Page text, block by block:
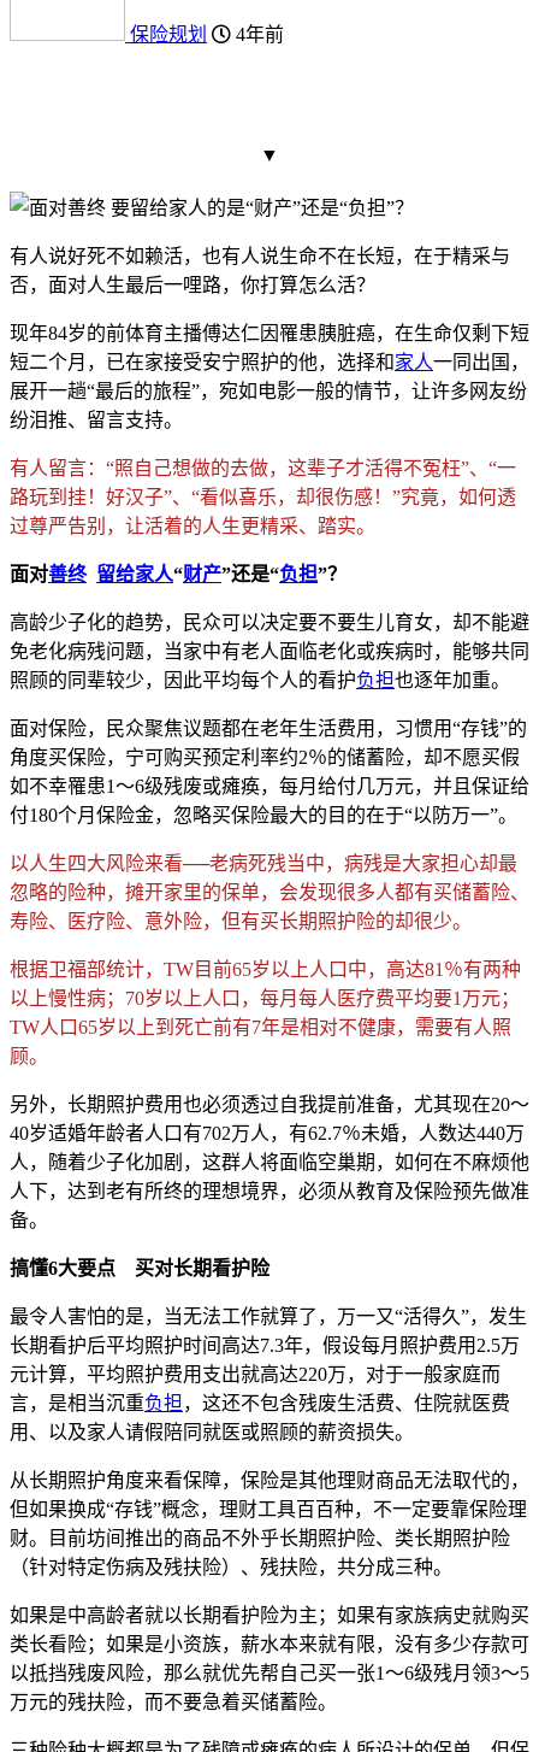
保险规划 4年前
▼
有人说好死不如赖活，也有人说生命不在长短，在于精采与
否，面对人生最后一哩路，你打算怎么活？
现年84岁的前体育主播傅达仁因罹患胰脏癌，在生命仅剩下短
短二个月，已在家接受安宁照护的他，选择和家人一同出国，
展开一趟“最后的旅程”，宛如电影一般的情节，让许多网友纷
纷泪推、留言支持。
有人留言：“照自己想做的去做，这辈子才活得不冤枉”、“一
路玩到挂！好汉子”、“看似喜乐，却很伤感！”究竟，如何透
过尊严告别，让活着的人生更精采、踏实。
面对善终 留给家人“财产”还是“负担”？
高龄少子化的趋势，民众可以决定要不要生儿育女，却不能避
免老化病残问题，当家中有老人面临老化或疾病时，能够共同
照顾的同辈较少，因此平均每个人的看护负担也逐年加重。
面对保险，民众聚焦议题都在老年生活费用，习惯用“存钱”的
角度买保险，宁可购买预定利率约2％的储蓄险，却不愿买假
如不幸罹患1～6级残废或瘫痪，每月给付几万元，并且保证给
付180个月保险金，忽略买保险最大的目的在于“以防万一”。
以人生四大风险来看──老病死残当中，病残是大家担心却最
忽略的险种，摊开家里的保单，会发现很多人都有买储蓄险、
寿险、医疗险、意外险，但有买长期照护险的却很少。
根据卫福部统计，TW目前65岁以上人口中，高达81％有两种
以上慢性病；70岁以上人口， 每月每人医疗费平均要1万元；
TW人口65岁以上到死亡前有7年是相对不健康，需要有人照
顾。
另外，长期照护费用也必须透过自我提前准备，尤其现在20～
40岁适婚年龄者人口有702万人，有62.7％未婚，人数达440万
人，随着少子化加剧，这群人将面临空巢期，如何在不麻烦他
人下，达到 老有所终的理想境界，必须从教育及保险预先做准
备。
搞懂6大要点 买对长期看护险
最令人害怕的是，当无法工作就算了， 万一又“活得久”，发生
长期看护后平均照护时间高达7.3年，假设每月照护费用2.5万
元计算，平均照护费用支出就高达220万，对于一般家庭而
言，是相当沉重负担 ，这还不包含残废生活费、住院就医费
用、以及家人请假陪同就医或照顾的薪资损失。
从长期照护角度来看保障，保险是其他理财商品无法取代的，
但如果换成“存钱”概念，理财工具百百种，不一定要靠保险理
财。目前坊间推出的商品不外乎长期照护险、类长期照护险
（针对特定伤病及残扶险）、残扶险，共分成三种。
如果是中高龄者就以长期看护险为主；如果有家族病史就购买
类长看险；如果是小资族，薪水本来就有限，没有多少存款可
以抵挡残废风险，那么就优先帮自己买一张1〜6级残月领3〜5
万元的残扶险，而不要急着买储蓄险。